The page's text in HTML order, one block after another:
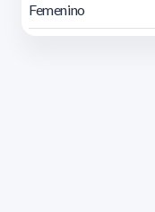
Femenino